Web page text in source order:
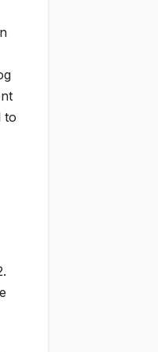
to